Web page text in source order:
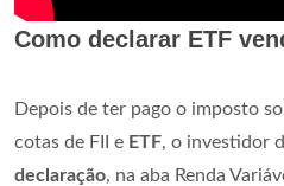
Como declarar ETF
Depois de ter pago o imposto
cotas de FII e ETF, o investidor
declaração, na aba Renda